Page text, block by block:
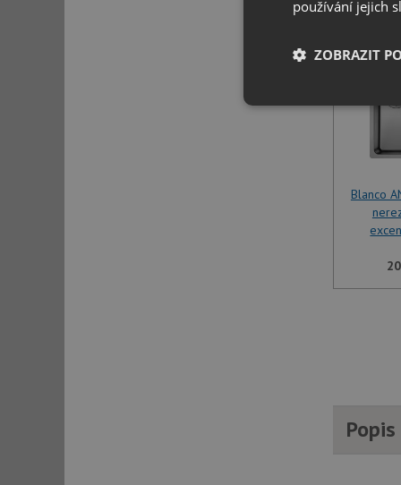
SET
Blanco
používání jejich
ZOBRAZIT
Nezbytně
Nezbytně